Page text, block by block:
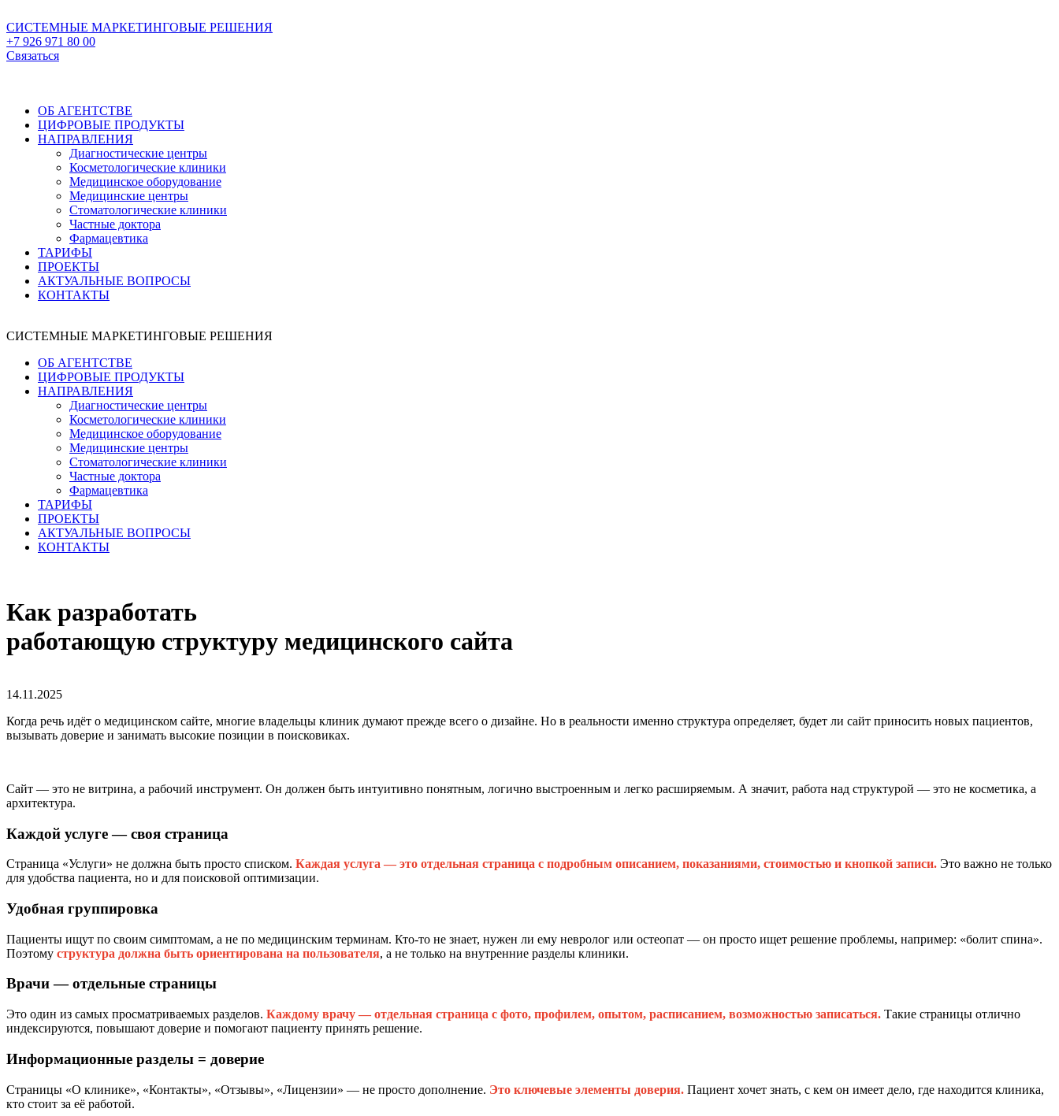
СИСТЕМНЫЕ МАРКЕТИНГОВЫЕ РЕШЕНИЯ
+7 926 971 80 00
Связаться
ОБ АГЕНТСТВЕ
ЦИФРОВЫЕ ПРОДУКТЫ
НАПРАВЛЕНИЯ
Диагностические центры
Косметологические клиники
Медицинское оборудование
Медицинские центры
Стоматологические клиники
Частные доктора
Фармацевтика
ТАРИФЫ
ПРОЕКТЫ
АКТУАЛЬНЫЕ ВОПРОСЫ
КОНТАКТЫ
СИСТЕМНЫЕ МАРКЕТИНГОВЫЕ РЕШЕНИЯ
ОБ АГЕНТСТВЕ
ЦИФРОВЫЕ ПРОДУКТЫ
НАПРАВЛЕНИЯ
Диагностические центры
Косметологические клиники
Медицинское оборудование
Медицинские центры
Стоматологические клиники
Частные доктора
Фармацевтика
ТАРИФЫ
ПРОЕКТЫ
АКТУАЛЬНЫЕ ВОПРОСЫ
КОНТАКТЫ
Как разработать
работающую структуру медицинского сайта
14.11.2025
Когда речь идёт о медицинском сайте, многие владельцы клиник думают прежде всего о дизайне. Но в реальности именно структура определяет, будет ли сайт приносить новых пациентов,
вызывать доверие и занимать высокие позиции в поисковиках.
Сайт — это не витрина, а рабочий инструмент. Он должен быть интуитивно понятным, логично выстроенным и легко расширяемым. А значит, работа над структурой — это не косметика, а
архитектура.
Каждой услуге — своя страница
Страница «Услуги» не должна быть просто списком. Каждая услуга — это отдельная страница с подробным описанием, показаниями, стоимостью и кнопкой записи. Это важно не только
для удобства пациента, но и для поисковой оптимизации.
Удобная группировка
Пациенты ищут по своим симптомам, а не по медицинским терминам. Кто-то не знает, нужен ли ему невролог или остеопат — он просто ищет решение проблемы, например: «болит спина».
Поэтому структура должна быть ориентирована на пользователя, а не только на внутренние разделы клиники.
Врачи — отдельные страницы
Это один из самых просматриваемых разделов. Каждому врачу — отдельная страница с фото, профилем, опытом, расписанием, возможностью записаться. Такие страницы отлично
индексируются, повышают доверие и помогают пациенту принять решение.
Информационные разделы = доверие
Страницы «О клинике», «Контакты», «Отзывы», «Лицензии» — не просто дополнение. Это ключевые элементы доверия. Пациент хочет знать, с кем он имеет дело, где находится клиника,
кто стоит за её работой.